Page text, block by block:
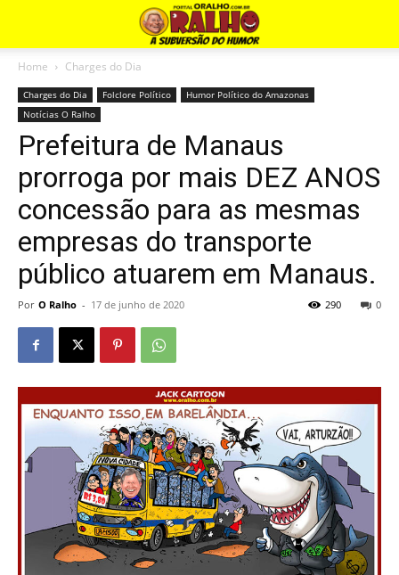
Home Charges do Dia
Charges do Dia Folclore Político
Humor Político do Amazonas
Notícias O Ralho
Prefeitura de Manaus
prorroga por mais DEZ ANOS
concessão para as mesmas
empresas do transporte
público atuarem em Manaus.
Por O Ralho - 17 de junho de 2020 0
290